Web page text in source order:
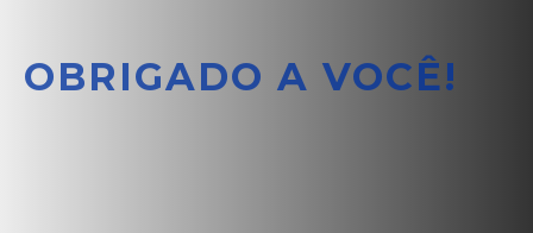
OBRIGADO A VOCÊ!